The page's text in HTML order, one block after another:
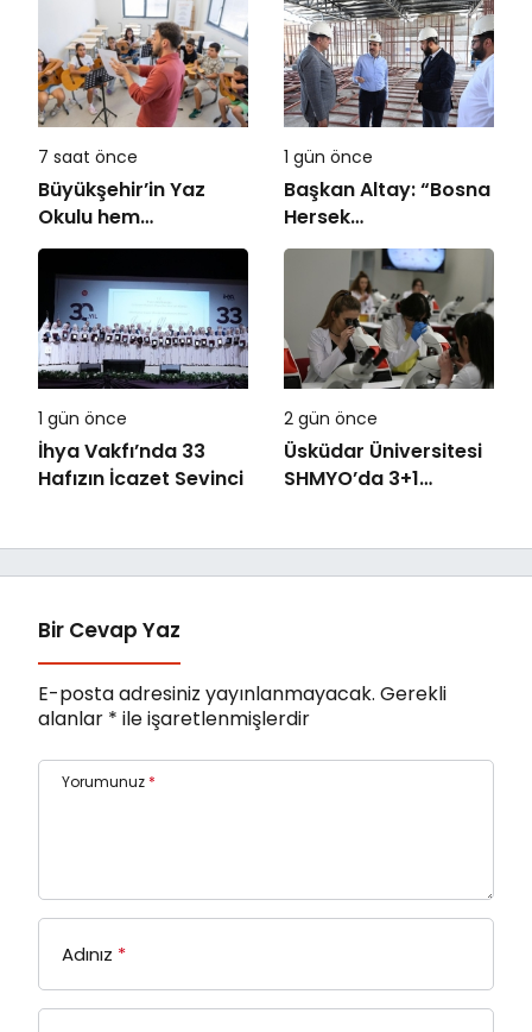
7 saat önce
Büyükşehir’in Yaz
Okulu hem
eğlendiriyor hem
öğretiyor
1 gün önce
Başkan Altay: “Bosna
Hersek
Mahallesi’ndeki
Gençlerimiz İçin Lise
Medeniyet Akademisi
İnşa Ediyoruz”
1 gün önce
İhya Vakfı’nda 33
Hafızın İcazet Sevinci
2 gün önce
Üsküdar Üniversitesi
SHMYO’da 3+1
Bir Cevap Yaz
E-posta adresiniz yayınlanmayacak. Gerekli
alanlar * ile işaretlenmişlerdir
Yorumunuz *
Adınız *